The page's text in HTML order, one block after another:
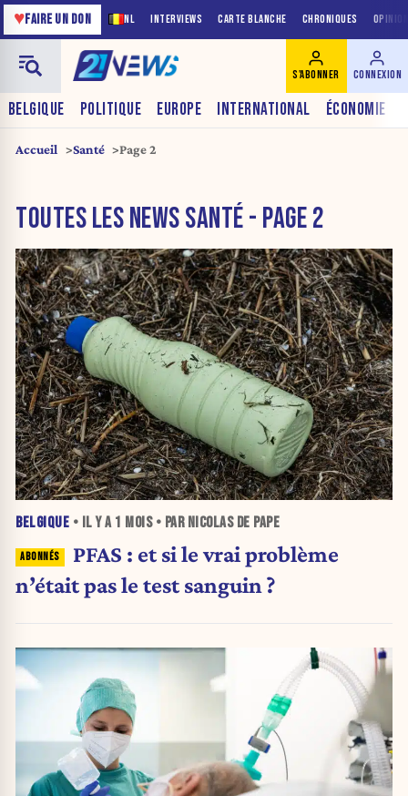
NL INTERVIEWS CARTE BLANCHE CHRONIQUES
♥FAIRE UN DON
BELGIQUE POLITIQUE EUROPE INTERNATIONAL ÉCONOMIE
S'ABONNER CONNEXION
Accueil Santé Page 2
TOUTES LES NEWS SANTÉ - PAGE 2
BELGIQUE • IL Y A 1 MOIS• PAR NICOLAS DE PAPE
PFAS : et si le vrai problème
n’était pas le test sanguin ?